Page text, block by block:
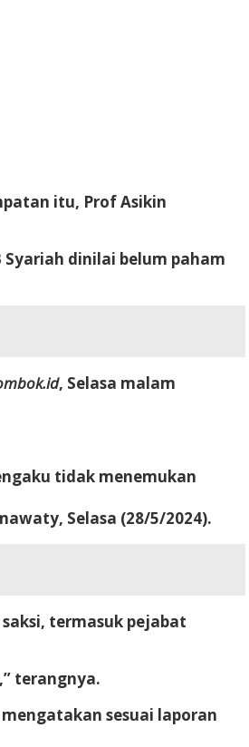
itu, Prof Asikin
Syariah dinilai belum paham
, Selasa malam
tidak menemukan
Selasa (28/5/2024).
termasuk pejabat
terangnya.
sesuai laporan